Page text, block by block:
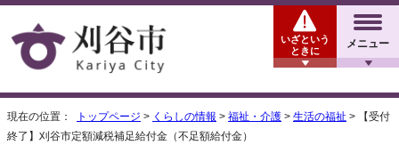
メニュー
いざという
ときに
現在の位置： トップページ > くらしの情報 > 福祉・介護 > 生活の福祉 > 【受付
終了】刈谷市定額減税補足給付金（不足額給付金）